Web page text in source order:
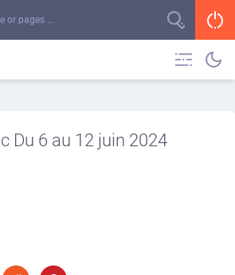
Du 6 au 12 juin 2024